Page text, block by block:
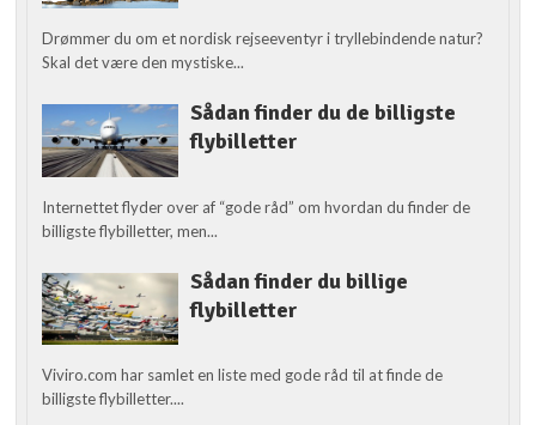
Drømmer du om et nordisk rejseeventyr i tryllebindende natur?
Skal det være den mystiske...
Sådan finder du de billigste
flybilletter
Internettet flyder over af “gode råd” om hvordan du finder de
billigste flybilletter, men...
Sådan finder du billige
flybilletter
Viviro.com har samlet en liste med gode råd til at finde de
billigste flybilletter....